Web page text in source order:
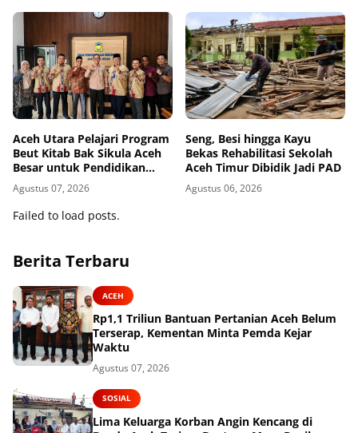
Aceh Utara Pelajari Program
Beut Kitab Bak Sikula Aceh
Besar untuk Pendidikan
Agama di Sekolah
Agustus 07, 2026
Seng, Besi hingga Kayu
Bekas Rehabilitasi Sekolah
Aceh Timur Dibidik Jadi PAD
Agustus 06, 2026
Failed to load posts.
Berita Terbaru
ACEH
Rp1,1 Triliun Bantuan Pertanian Aceh Belum
Terserap, Kementan Minta Pemda Kejar
Waktu
Agustus 07, 2026
SOSIAL
Lima Keluarga Korban Angin Kencang di